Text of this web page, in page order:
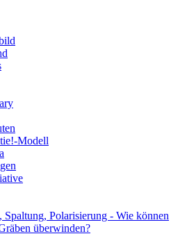
Modell
Spaltung, Polarisierung - Wie können
überwinden?